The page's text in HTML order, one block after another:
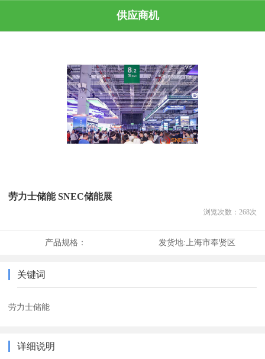
供应商机
劳力士储能 SNEC储能展
浏览次数： 268次
产品规格： 发货地:上海市奉贤区
关键词
劳力士储能
详细说明